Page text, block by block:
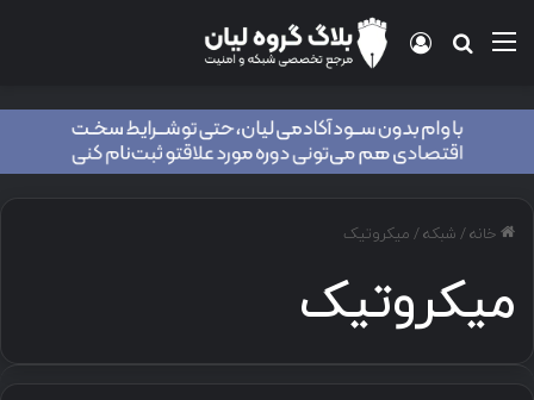
منو جستجو برای
ورود
خانه/ شبکه/ میکروتیک
میکروتیک